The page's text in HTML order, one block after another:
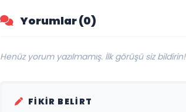
Yorumlar (0)
Henüz yorum yazılmamış. İlk görüşü siz bildirin!
FIKIR BELIRT